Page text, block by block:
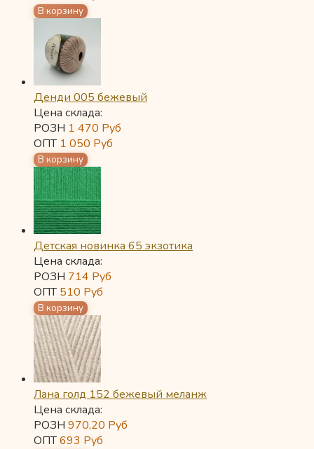
Денди 005 бежевый
Цена склада:
РОЗН 1 470 Руб
ОПТ 1 050 Руб
Детская новинка 65 экзотика
Цена склада:
РОЗН 714 Руб
ОПТ510 Руб
Лана голд 152 бежевый меланж
Цена склада:
РОЗН 970,20 Руб
ОПТ693 Руб